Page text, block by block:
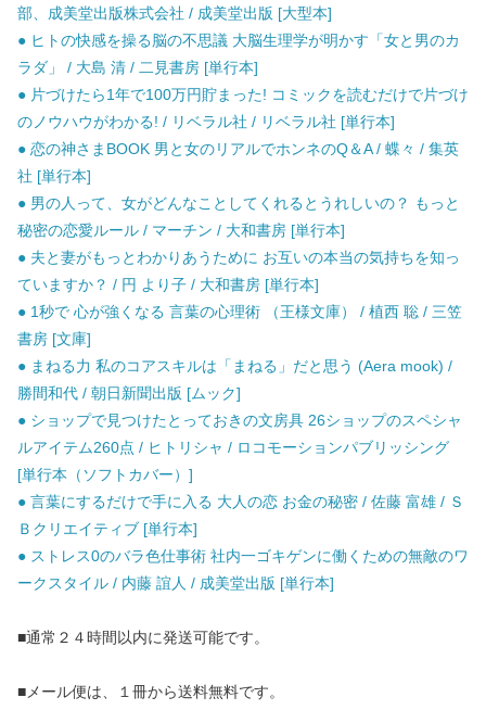
部、成美堂出版株式会社 / 成美堂出版 [大型本]
● ヒトの快感を操る脳の不思議 大脳生理学が明かす「女と男のカ
ラダ」 / 大島 清 / 二見書房 [単行本]
● 片づけたら1年で100万円貯まった! コミックを読むだけで片づけ
のノウハウがわかる! / リベラル社 / リベラル社 [単行本]
● 恋の神さまBOOK 男と女のリアルでホンネのQ＆A / 蝶々 / 集英
社 [単行本]
● 男の人って、女がどんなことしてくれるとうれしいの？ もっと
秘密の恋愛ルール / マーチン / 大和書房 [単行本]
● 夫と妻がもっとわかりあうために お互いの本当の気持ちを知っ
ていますか？ / 円 より子 / 大和書房 [単行本]
● 1秒で 心が強くなる 言葉の心理術 （王様文庫） / 植西 聡 / 三笠
書房 [文庫]
● まねる力 私のコアスキルは「まねる」だと思う (Aera mook) /
勝間和代 / 朝日新聞出版 [ムック]
● ショップで見つけたとっておきの文房具 26ショップのスペシャ
ルアイテム260点 / ヒトリシャ / ロコモーションパブリッシング
[単行本（ソフトカバー）]
● 言葉にするだけで手に入る 大人の恋 お金の秘密 / 佐藤 富雄 / Ｓ
Ｂクリエイティブ [単行本]
● ストレス0のバラ色仕事術 社内一ゴキゲンに働くための無敵のワ
ークスタイル / 内藤 誼人 / 成美堂出版 [単行本]
■通常２４時間以内に発送可能です。
■メール便は、１冊から送料無料です。